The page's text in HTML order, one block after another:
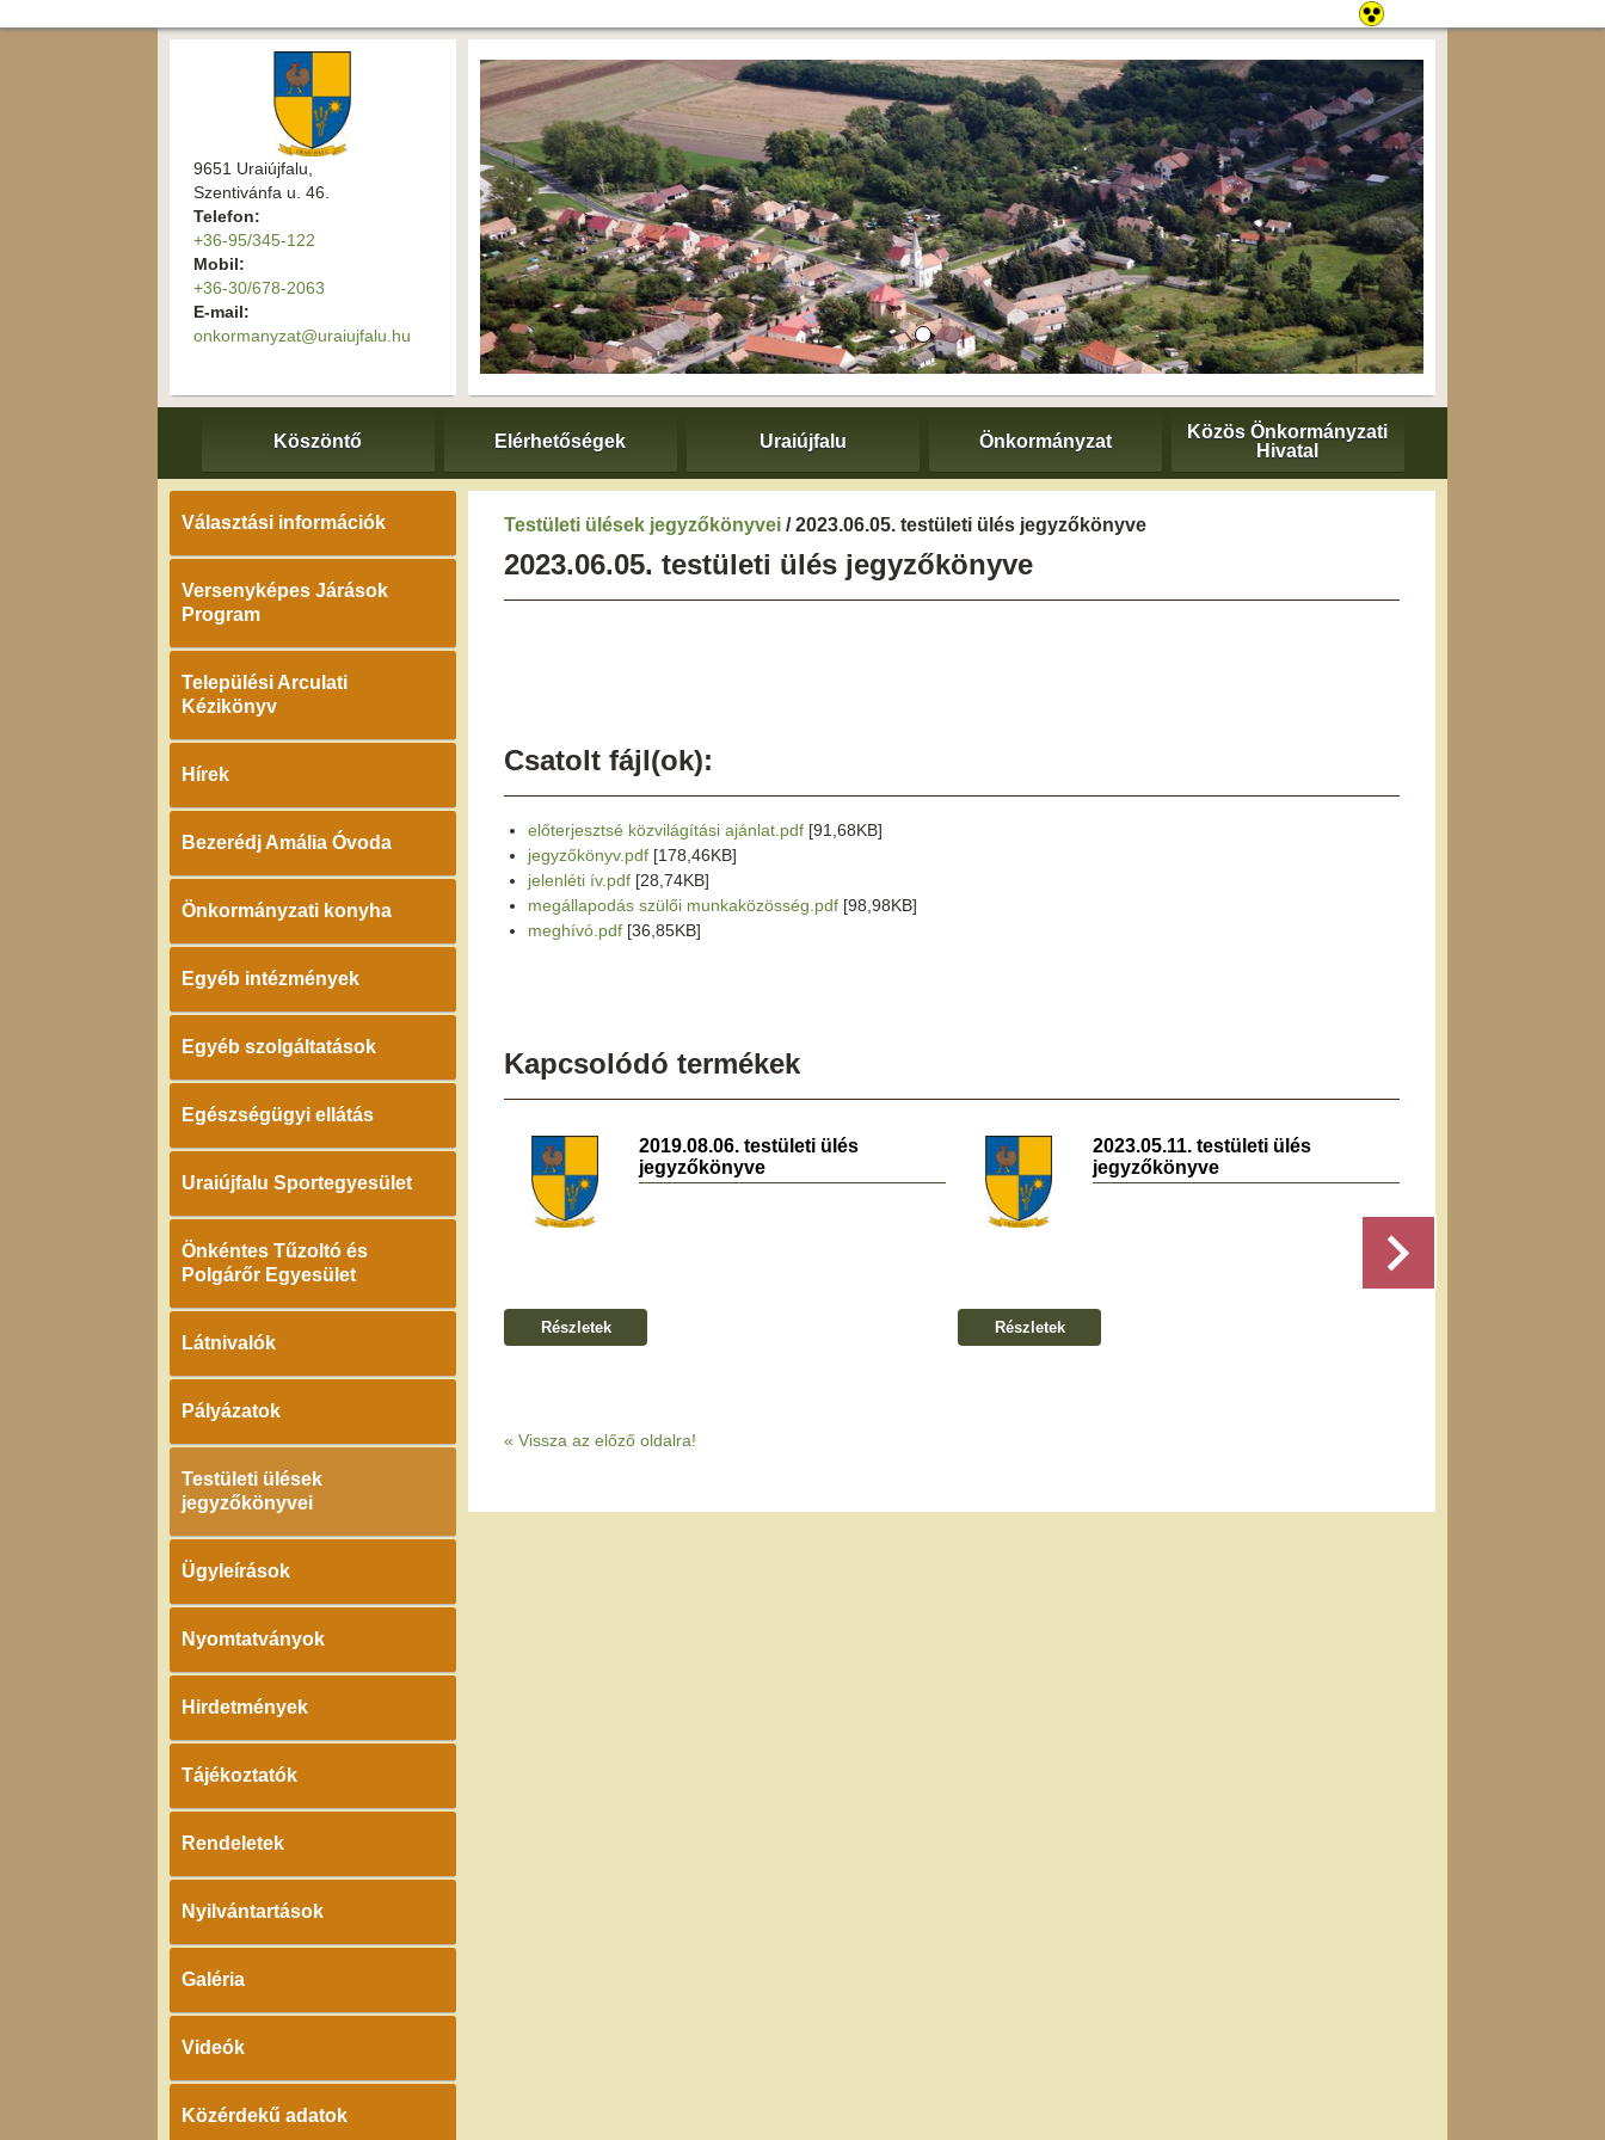
9651 Uraiújfalu,
Szentivánfa u. 46.
Telefon:
+36-95/345-122
Mobil:
+36-30/678-2063
E-mail:
onkormanyzat@uraiujfalu.hu
Köszöntő Elérhetőségek Uraiújfalu Önkormányzat
Közös Önkormányzati
Hivatal
Választási információk
Versenyképes Járások
Program
Települési Arculati
Kézikönyv
Hírek
Bezerédj Amália Óvoda
Önkormányzati konyha
Egyéb intézmények
Egyéb szolgáltatások
Egészségügyi ellátás
Uraiújfalu Sportegyesület
Önkéntes Tűzoltó és
Polgárőr Egyesület
Látnivalók
Pályázatok
Testületi ülések
jegyzőkönyvei
Ügyleírások
Nyomtatványok
Hirdetmények
Tájékoztatók
Rendeletek
Nyilvántartások
Galéria
Videók
Közérdekű adatok
Testületi ülések jegyzőkönyvei / 2023.06.05. testületi ülés jegyzőkönyve
2023.06.05. testületi ülés jegyzőkönyve
Csatolt fájl(ok):
előterjesztsé közvilágítási ajánlat.pdf [91,68KB]
jegyzőkönyv.pdf [178,46KB]
jelenléti ív.pdf [28,74KB]
megállapodás szülői munkaközösség.pdf [98,98KB]
meghívó.pdf [36,85KB]
Kapcsolódó termékek
2019.08.06. testületi ülés
jegyzőkönyve
Részletek
2023.05.11. testületi ülés
jegyzőkönyve
Részletek
« Vissza az előző oldalra!